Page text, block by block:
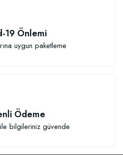
19 Önlemi
uygun paketleme
Ödeme
ile bilgileriniz güvende